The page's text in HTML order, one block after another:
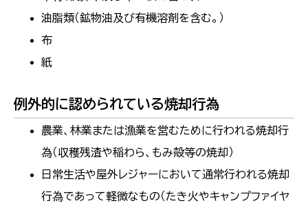
油脂類（鉱物油及び有機溶剤を含む。）
布
紙
例外的に認められている焼却行為
農業、林業または漁業を営むために行われる焼却行
為（収穫残渣や稲わら、もみ殻等の焼却）
日常生活や屋外レジャーにおいて通常行われる焼却
行為であって軽微なもの（たき火やキャンプファイヤ